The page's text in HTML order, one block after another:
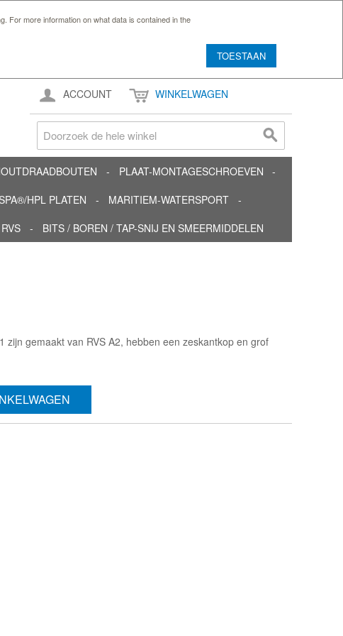
For more information on what data is contained in the
TOESTAAN
ACCOUNT WINKELWAGEN
PLAAT-MONTAGESCHROEVEN
HPL PLATEN
MARITIEM-WATERSPORT
BITS / BOREN / TAP-SNIJ EN SMEERMIDDELEN
zijn gemaakt van RVS A2, hebben een zeskantkop en grof